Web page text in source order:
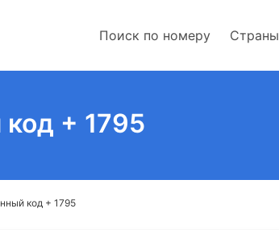
Поиск по номеру Страны
+ 1795
код + 1795